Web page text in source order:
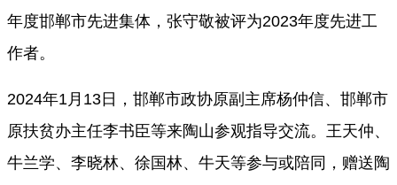
年度邯郸市先进集体，张守敬被评为2023年度先进工
作者。
2024年1月13日，邯郸市政协原副主席杨仲信、邯郸市
原扶贫办主任李书臣等来陶山参观指导交流。王天仲、
牛兰学、李晓林、徐国林、牛天等参与或陪同，赠送陶